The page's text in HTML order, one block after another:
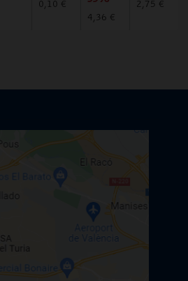
0,10 €
4,36 €
2,75 €